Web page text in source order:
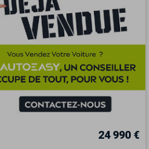
24 990 €